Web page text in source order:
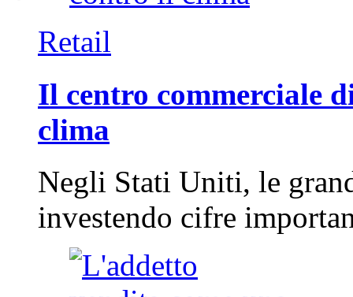
Retail
Il centro commerciale
clima
Negli Stati Uniti, le
investendo cifre